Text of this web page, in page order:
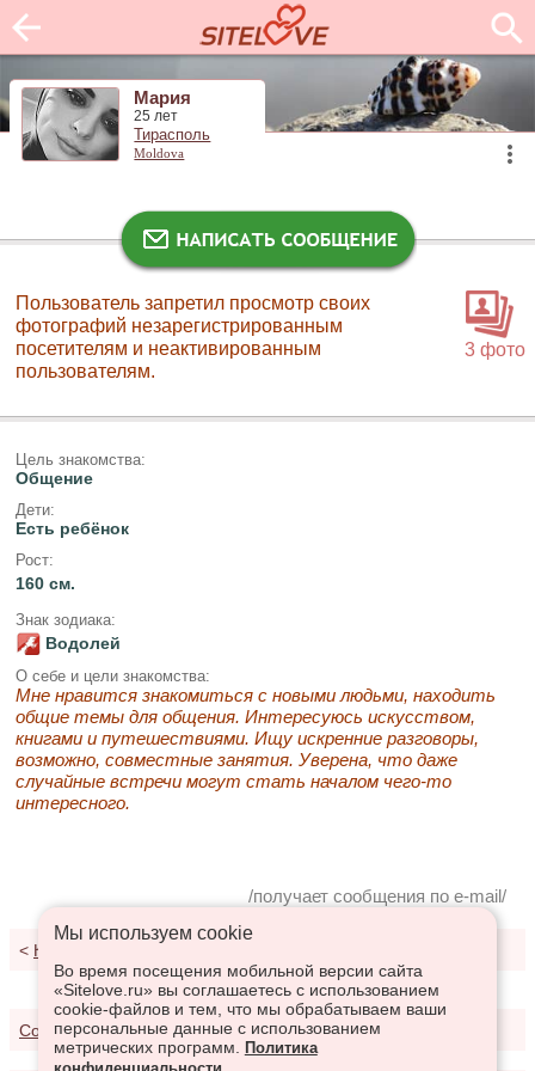
Мария
25 лет
Тирасполь
Moldova
3 фото
Пользователь запретил просмотр своих
фотографий незарегистрированным
посетителям и неактивированным
пользователям.
Цель знакомства:
Общение
Дети:
Есть ребёнок
Рост:
160 см.
Знак зодиака:
Водолей
О себе и цели знакомства:
Мне нравится знакомиться с новыми людьми, находить
общие темы для общения. Интересуюсь искусством,
книгами и путешествиями. Ищу искренние разговоры,
возможно, совместные занятия. Уверена, что даже
случайные встречи могут стать началом чего-то
интересного.
/получает сообщения по e-mail/
< К результатам поиска
Соглашение о предоставлении услуг
Мы используем сookie
Во время посещения мобильной версии сайта
«Sitelove.ru» вы соглашаетесь с использованием
cookie-файлов и тем, что мы обрабатываем ваши
персональные данные с использованием
метрических программ.
Политика